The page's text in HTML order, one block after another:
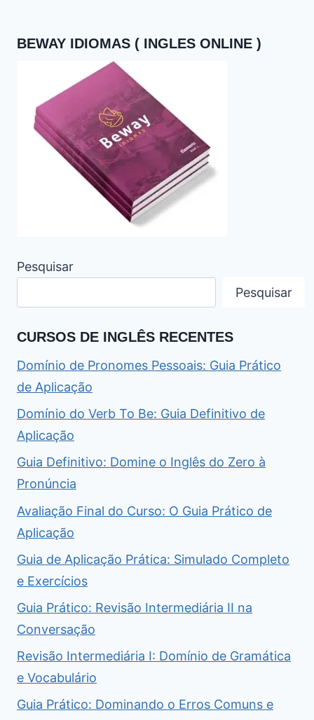
BEWAY IDIOMAS ( INGLES ONLINE )
Pesquisar
Pesquisar
CURSOS DE INGLÊS RECENTES
Domínio de Pronomes Pessoais: Guia Prático
de Aplicação
Domínio do Verb To Be: Guia Definitivo de
Aplicação
Guia Definitivo: Domine o Inglês do Zero à
Pronúncia
Avaliação Final do Curso: O Guia Prático de
Aplicação
Guia de Aplicação Prática: Simulado Completo
e Exercícios
Guia Prático: Revisão Intermediária II na
Conversação
Revisão Intermediária I: Domínio de Gramática
e Vocabulário
Guia Prático: Dominando o Erros Comuns e